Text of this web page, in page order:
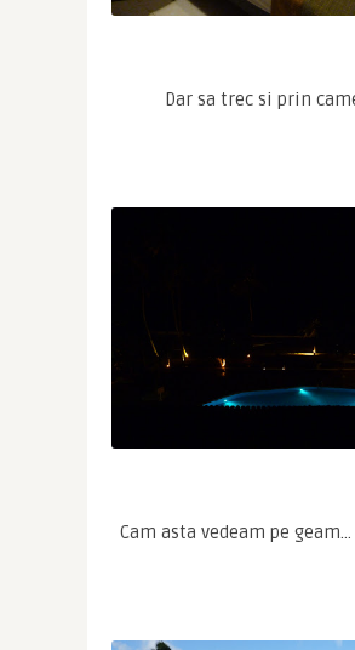
Dar sa trec si prin
Cam asta vedeam pe